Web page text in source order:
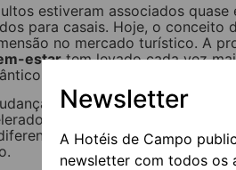
Newsletter
A Hotéis de Campo
newsletter com todos os
estiveram associados quase
para casais. Hoje, o conceito
no mercado turístico. A
estartem levado cada vez
mas como uma opção de
mais ampla na forma como
excesso de estímulos e
ambientes mais